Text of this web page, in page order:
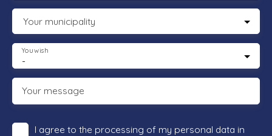
Your municipality
-
You wish
Your message
I agree to the processing of my personal data in